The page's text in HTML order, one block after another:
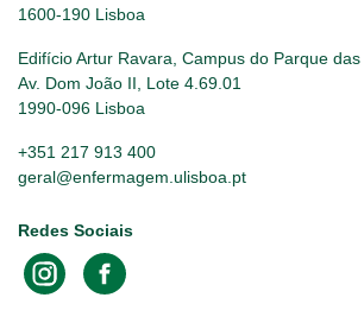
1600-190 Lisboa
Edifício Artur Ravara, Campus do Parque
Av. Dom João II, Lote 4.69.01
1990-096 Lisboa
+351 217 913 400
geral@enfermagem.ulisboa.pt
Redes Sociais